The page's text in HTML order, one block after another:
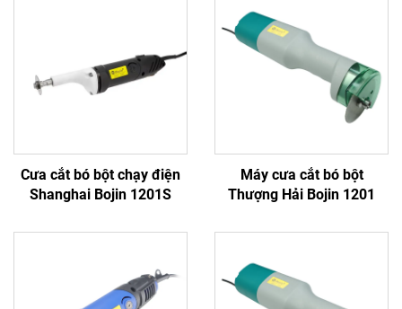
Cưa cắt bó bột chạy điện
Shanghai Bojin 1201S
Máy cưa cắt bó bột
Thượng Hải Bojin 1201